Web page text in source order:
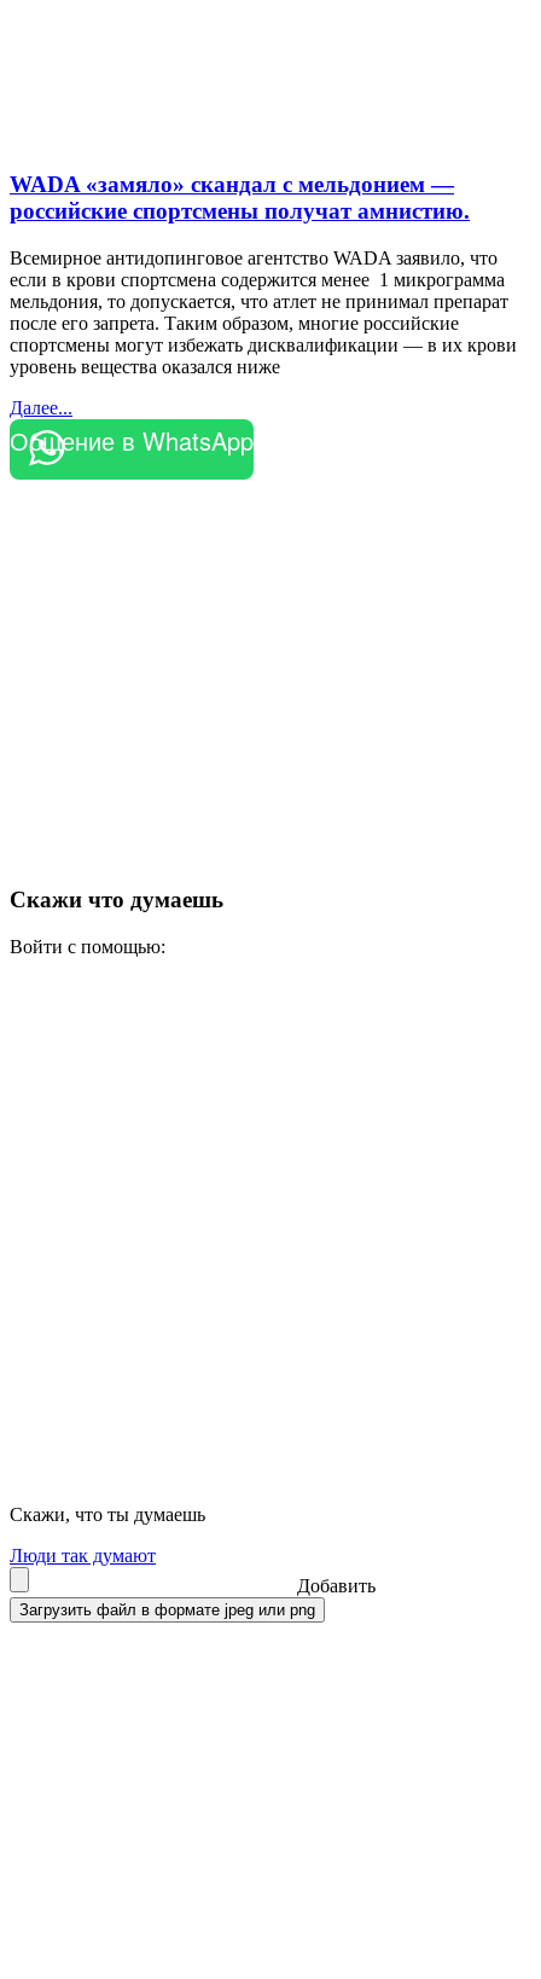
WADA «замяло» скандал с мельдонием —
российские спортсмены получат амнистию.
Всемирное антидопинговое агентство WADA заявило, что
если в крови спортсмена содержится менее 1 микрограмма
мельдония, то допускается, что атлет не принимал препарат
после его запрета. Таким образом, многие российские
спортсмены могут избежать дисквалификации — в их крови
уровень вещества оказался ниже
Далее...
Общение в WhatsApp
Скажи что думаешь
Войти с помощью:
Скажи, что ты думаешь
Люди так думают
Добавить